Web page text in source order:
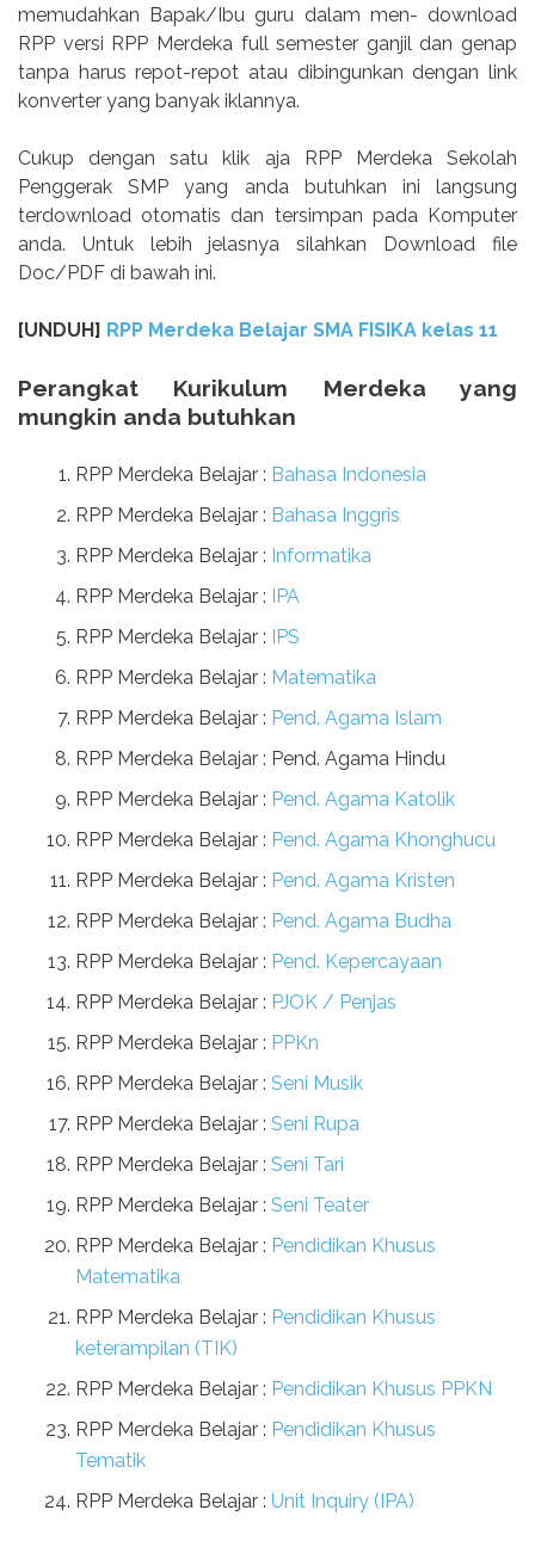
memudahkan Bapak/Ibu guru dalam men- download
RPP versi RPP Merdeka full semester ganjil dan genap
tanpa harus repot-repot atau dibingunkan dengan link
konverter yang banyak iklannya.
Cukup dengan satu klik aja RPP Merdeka Sekolah
Penggerak SMP yang anda butuhkan ini langsung
terdownload otomatis dan tersimpan pada Komputer
anda. Untuk lebih jelasnya silahkan Download file
Doc/PDF di bawah ini.
[UNDUH] RPP Merdeka Belajar SMA FISIKA kelas 11
Perangkat Kurikulum Merdeka yang
mungkin anda butuhkan
RPP Merdeka Belajar : Bahasa Indonesia
RPP Merdeka Belajar : Bahasa Inggris
RPP Merdeka Belajar : Informatika
RPP Merdeka Belajar :
IPA
RPP Merdeka Belajar :
IPS
RPP Merdeka Belajar : Matematika
RPP Merdeka Belajar : Pend. Agama Islam
RPP Merdeka Belajar : Pend. Agama Hindu
RPP Merdeka Belajar : Pend. Agama Katolik
RPP Merdeka Belajar : Pend. Agama Khonghucu
RPP Merdeka Belajar : Pend. Agama Kristen
RPP Merdeka Belajar : Pend. Agama Budha
RPP Merdeka Belajar : Pend. Kepercayaan
RPP Merdeka Belajar : PJOK / Penjas
RPP Merdeka Belajar : PPKn
RPP Merdeka Belajar : Seni Musik
RPP Merdeka Belajar : Seni Rupa
RPP Merdeka Belajar : Seni Tari
RPP Merdeka Belajar : Seni Teater
RPP Merdeka Belajar : Pendidikan Khusus
Matematika
RPP Merdeka Belajar : Pendidikan Khusus
keterampilan (TIK)
RPP Merdeka Belajar : Pendidikan Khusus PPKN
RPP Merdeka Belajar : Pendidikan Khusus
Tematik
RPP Merdeka Belajar : Unit Inquiry (IPA)